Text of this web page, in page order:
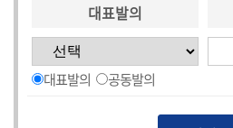
대표발의
대표발의 공동발의